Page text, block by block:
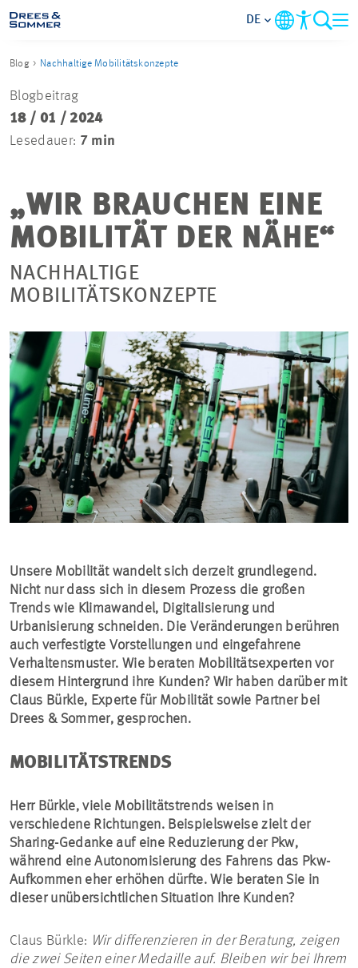
IM FOKUS
KONTAKT
DE
Blog Nachhaltige Mobilitätskonzepte
Blogbeitrag
18 / 01 / 2024
Lesedauer: 7 min
„WIR BRAUCHEN EINE
MOBILITÄT DER NÄHE“
NACHHALTIGE
MOBILITÄTSKONZEPTE
Unsere Mobilität wandelt sich derzeit grundlegend.
Nicht nur dass sich in diesem Prozess die großen
Trends wie Klimawandel, Digitalisierung und
Urbanisierung schneiden. Die Veränderungen berühren
auch verfestigte Vorstellungen und eingefahrene
Verhaltensmuster. Wie beraten Mobilitätsexperten vor
diesem Hintergrund ihre Kunden? Wir haben darüber mit
Claus Bürkle, Experte für Mobilität sowie Partner bei
Drees & Sommer, gesprochen.
MOBILITÄTSTRENDS
Herr Bürkle, viele Mobilitätstrends weisen in
verschiedene Richtungen. Beispielsweise zielt der
Sharing-Gedanke auf eine Reduzierung der Pkw,
während eine Autonomisierung des Fahrens das Pkw-
Aufkommen eher erhöhen dürfte. Wie beraten Sie in
dieser unübersichtlichen Situation Ihre Kunden?
Claus Bürkle: Wir differenzieren in der Beratung, zeigen
die zwei Seiten einer Medaille auf. Bleiben wir bei Ihrem